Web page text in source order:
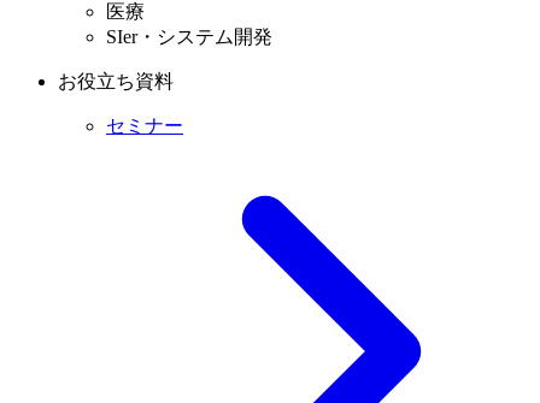
医療
SIer・システム開発
お役立ち資料
セミナー